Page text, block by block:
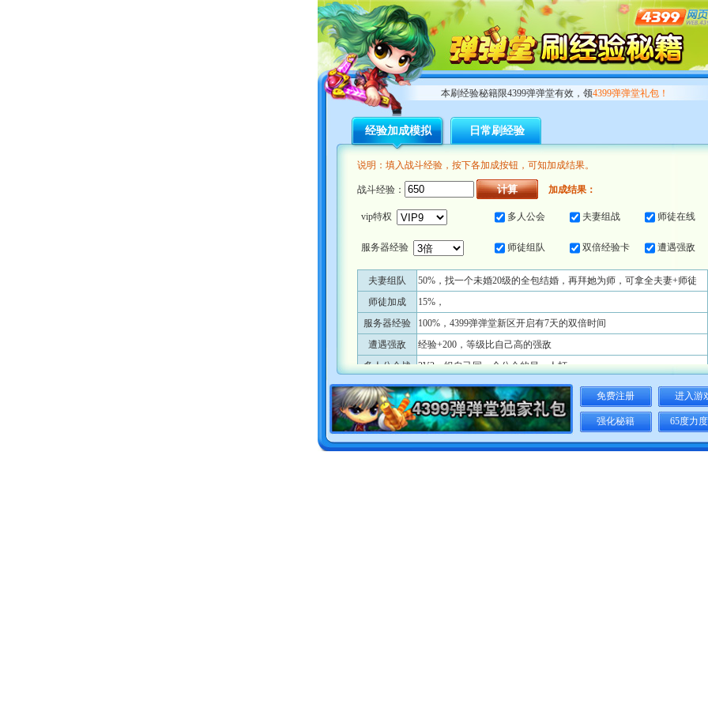
本刷经验秘籍限4399弹弹堂有效，领4399弹弹堂礼包！
经验加成模拟 日常刷经验
说明：填入战斗经验，按下各加成按钮，可知加成结果。
战斗经验： 加成结果：
vip特权 多人公会 夫妻组战 师徒在线
服务器经验 师徒组队 双倍经验卡 遭遇强敌
夫妻组队
50%，找一个未婚20级的全包结婚，再拜她为师，可拿全夫妻+师徒
师徒加成
15%，
服务器经验
100%，4399弹弹堂新区开启有7天的双倍时间
遭遇强敌
经验+200，等级比自己高的强敌
多人公会战
2V2，组自己同一个公会的另一人打
VIP、双倍经
验卡
双倍×7天新服双倍=4倍 免费注册 进入游
强化秘籍 65度力